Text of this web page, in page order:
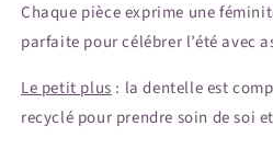
Chaque pièce exprime une
parfaite pour célébrer l’été avec
Le petit plus : la dentelle est
recyclé pour prendre soin de soi